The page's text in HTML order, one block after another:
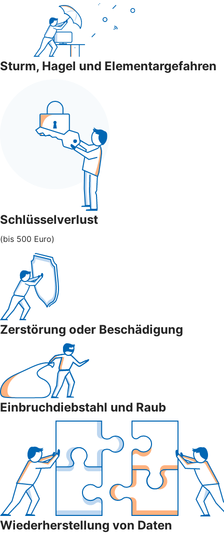
Sturm, Hagel und Elementargefahren
Schlüsselverlust
(bis 500 Euro)
Zerstörung oder Beschädigung
Einbruchdiebstahl und Raub
Wiederherstellung von Daten